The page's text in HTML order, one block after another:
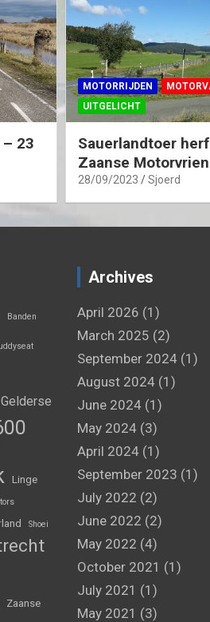
– 23
MOTORRIJDEN
UITGELICHT
Sauerlandtoer
Zaanse
28/09/2023 Sjoerd
Banden
Gelderse
Linge
Shoei
Zaanse
Archives
April 2026 (1)
March 2025 (2)
September 2024(1)
August 2024(1)
June 2024(1)
May 2024(3)
April 2024(1)
September 2023 (1)
July 2022 (2)
June 2022 (2)
May 2022 (4)
October 2021 (1)
July 2021 (1)
May 2021 (3)